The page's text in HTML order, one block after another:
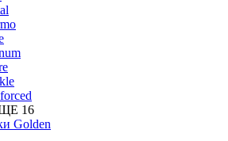
16